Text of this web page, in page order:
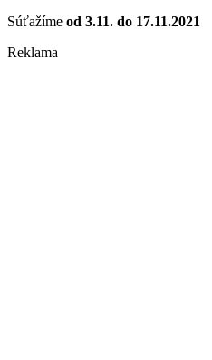
Súťažíme od 3.11. do 17.11.2021
Reklama